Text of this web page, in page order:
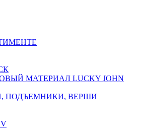
МАТЕРИАЛ LUCKY JOHN
ПОДЪЕМНИКИ, ВЕРШИ